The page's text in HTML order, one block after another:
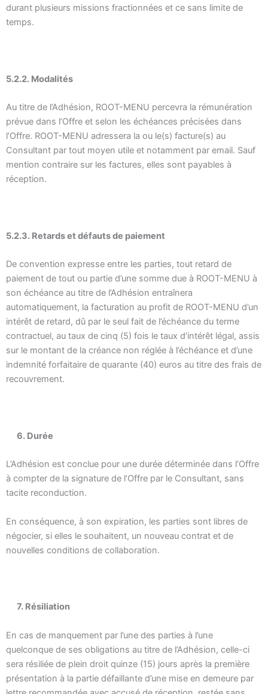
durant plusieurs missions fractionnées et ce sans limite de
temps.
5.2.2. Modalités
Au titre de l’Adhésion, ROOT-MENU percevra la rémunération
prévue dans l’Offre et selon les échéances précisées dans
l’Offre. ROOT-MENU adressera la ou le(s) facture(s) au
Consultant par tout moyen utile et notamment par email. Sauf
mention contraire sur les factures, elles sont payables à
réception.
5.2.3. Retards et défauts de paiement
De convention expresse entre les parties, tout retard de
paiement de tout ou partie d’une somme due à ROOT-MENU à
son échéance au titre de l’Adhésion entraînera
automatiquement, la facturation au profit de ROOT-MENU d’un
intérêt de retard, dû par le seul fait de l’échéance du terme
contractuel, au taux de cinq (5) fois le taux d’intérêt légal, assis
sur le montant de la créance non réglée à l’échéance et d’une
indemnité forfaitaire de quarante (40) euros au titre des frais de
recouvrement.
6. Durée
L’Adhésion est conclue pour une durée déterminée dans l’Offre
à compter de la signature de l’Offre par le Consultant, sans
tacite reconduction.
En conséquence, à son expiration, les parties sont libres de
négocier, si elles le souhaitent, un nouveau contrat et de
nouvelles conditions de collaboration.
7. Résiliation
En cas de manquement par l’une des parties à l’une
quelconque de ses obligations au titre de l’Adhésion, celle-ci
sera résiliée de plein droit quinze (15) jours après la première
présentation à la partie défaillante d’une mise en demeure par